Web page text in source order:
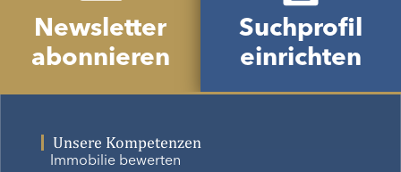
Newsletter
abonnieren
Suchprofil
einrichten
Unsere Kompetenzen
Immobilie bewerten